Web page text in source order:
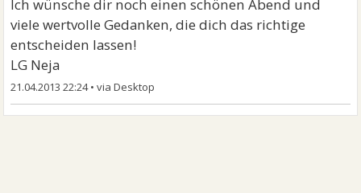
Ich wünsche dir noch einen schönen Abend und
viele wertvolle Gedanken, die dich das richtige
entscheiden lassen!
LG Neja
21.04.2013 22:24•